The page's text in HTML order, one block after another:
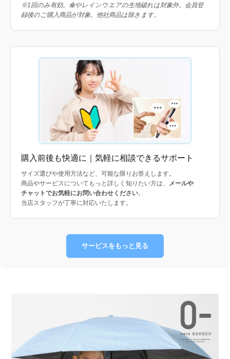
※1回のみ有効。傘やレインウエアの生地破れは対象外。会員登
録後のご購入商品が対象。他社商品は除きます。
購入前後も快適に｜気軽に相談できるサポート
サイズ選びや使用方法など、可能な限りお答えします。
商品やサービスについてもっと詳しく知りたい方は、 メールや
チャットでお気軽にお問い合わせください。
当店スタッフが丁寧に対応いたします。
サービスをもっと見る